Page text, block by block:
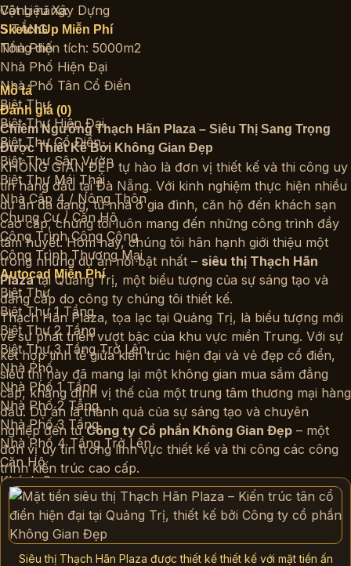
Vật Liệu Xây Dựng
SketchUp Miễn Phí
Nhà Phố
Nhà Phố Hiện Đại
Nhà Phố Tân Cổ Điển
Biệt Thự
Biệt Thự Hiện Đại
Biệt Thự Cổ Điển
Biệt Thự Sân Vườn
Biệt Thự Mái Thái
Nhà Cấp 4 / Nông Thôn
Chung Cư / Căn Hộ
Công Trình Công Cộng
Công Trình Thương Mại
Autocad Miễn Phí
Biệt Thự
Biệt Thự 1 Tầng
Biệt Thự 2 Tầng
Biệt Thự 3 Tầng Trở Lên
Nhà Phố
Nhà Phố 1 Tầng
Nhà Phố 2 Tầng
Nhà Phố 3 Tầng
Nhà Phố 4 Tầng Trở Lên
Căn Hộ
Khách Sạn
Thương Mại – Dịch Vụ
Trường Học
Văn Phòng Làm Việc
Giới thiệu
Công năng:
5 TẦNG
Tổng diện tích: 5000m2
Mô tả
Đánh giá (0)
Chiêm Ngưỡng Thạch Hãn Plaza – Siêu Thị Sang Trọng
Được Thiết Kế Bởi Không Gian Đẹp
KHÔNG GIAN ĐẸP tự hào là đơn vị thiết kế và thi công uy
tín hàng đầu tại Đà Nẵng. Với kinh nghiệm thực hiện nhiều
dự án đa dạng, từ nhà ở gia đình, căn hộ đến khách sạn
cao cấp, chúng tôi luôn mang đến những công trình đầy
tâm huyết. Hôm nay, chúng tôi hân hạnh giới thiệu một
trong những dự án nổi bật nhất – siêu thị Thạch Hãn
Plazatại Quảng Trị, một biểu tượng của sự sáng tạo và
đẳng cấp do công ty chúng tôi thiết kế.
Thạch Hãn Plaza, tọa lạc tại Quảng Trị, là biểu tượng mới
về sự phát triển vượt bậc của khu vực miền Trung. Với sự
kết hợp tinh tế giữa kiến trúc hiện đại và vẻ đẹp cổ điển,
siêu thị này đã mang lại một không gian mua sắm đẳng
cấp, khẳng định vị thế của một trung tâm thương mại hàng
đầu. Dự án là thành quả của sự sáng tạo và chuyên
nghiệp đến từCông ty Cổ phần Không Gian Đẹp – một
đơn vị uy tín trong lĩnh vực thiết kế và thi công các công
trình kiến trúc cao cấp.
Siêu thị Thạch Hãn Plaza được thiết kế thiết kế với mặt tiền ấn